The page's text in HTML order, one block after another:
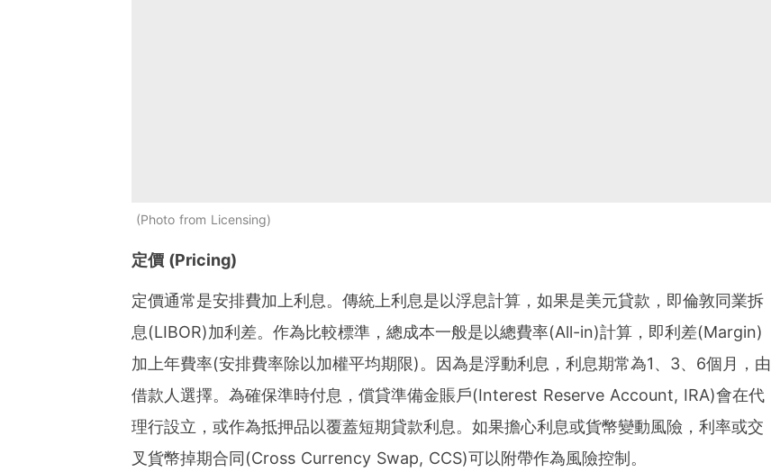
Photo from Licensing
定價 (Pricing)
定價通常是安排費加上利息。傳統上利息是以浮息計算，如果是美元貸款，即倫敦同業拆
息(LIBOR)加利差。作為比較標準，總成本一般是以總費率(All-in)計算，即利差(Margin)
加上年費率(安排費率除以加權平均期限)。因為是浮動利息，利息期常為1、3、6個月，由
借款人選擇。為確保準時付息，償貸準備金賬戶(Interest Reserve Account, IRA)會在代
理行設立，或作為抵押品以覆蓋短期貸款利息。如果擔心利息或貨幣變動風險，利率或交
叉貨幣掉期合同(Cross Currency Swap, CCS)可以附帶作為風險控制。